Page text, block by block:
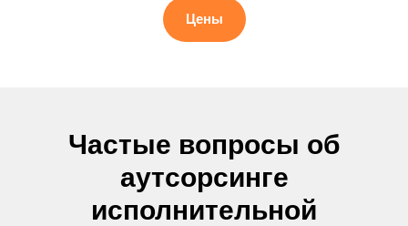
Цены
Частые вопросы об
аутсорсинге
исполнительной